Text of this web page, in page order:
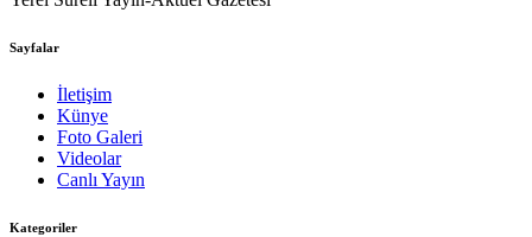
Sayfalar
İletişim
Künye
Foto Galeri
Videolar
Canlı Yayın
Kategoriler